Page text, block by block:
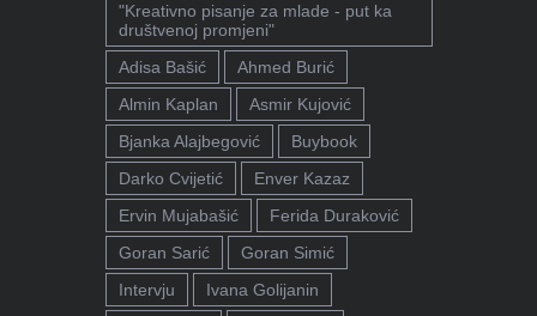
"Kreativno pisanje za mlade - put ka
društvenoj promjeni"
Adisa Bašić
Ahmed Burić
Almin Kaplan
Asmir Kujović
Bjanka Alajbegović
Buybook
Darko Cvijetić
Enver Kazaz
Ervin Mujabašić
Ferida Duraković
Goran Sarić
Goran Simić
Intervju
Ivana Golijanin